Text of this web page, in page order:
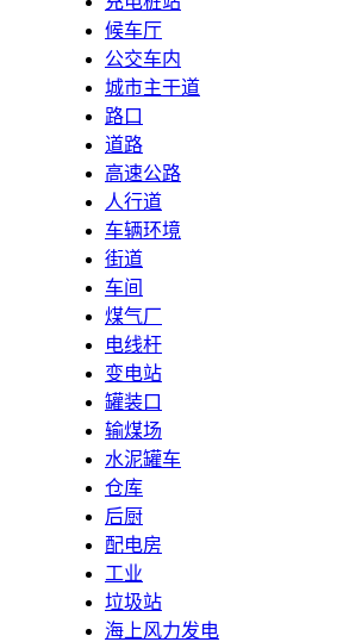
候车厅
公交车内
城市主干道
路口
道路
高速公路
人行道
车辆环境
街道
车间
煤气厂
电线杆
变电站
罐装口
输煤场
水泥罐车
仓库
后厨
配电房
工业
垃圾站
海上风力发电